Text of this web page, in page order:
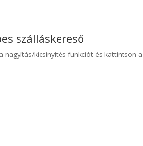
szálláskereső
nagyítás/kicsinyítés funkciót és kattintson